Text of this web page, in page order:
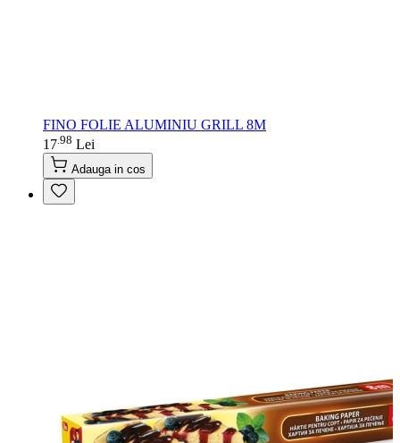
FINO FOLIE ALUMINIU GRILL 8M
17 98 Lei
Adauga in cos